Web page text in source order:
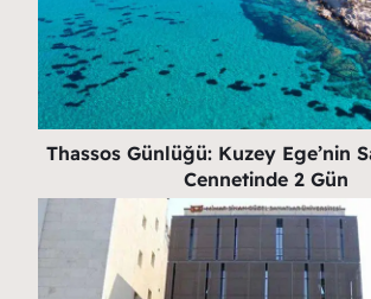
Thassos Günlüğü: Kuzey Ege’nin
Cennetinde 2 Gün